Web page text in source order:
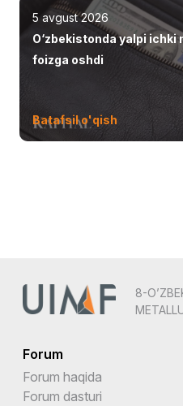
5 avgust 2026
O‘zbekistonda yalpi ichki
foizga oshdi
Batafsil o'qish
8-
Forum
Forum haqida
Forum dasturi